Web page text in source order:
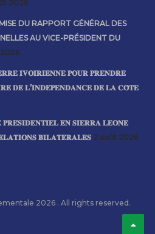
2026
DU RAPPORT GÉNÉRAL DES
AU VICE-PRÉSIDENT DU
𝐈𝐕𝐎𝐈𝐑𝐈𝐄𝐍𝐍𝐄 𝐏𝐎𝐔𝐑 𝐏𝐑𝐄𝐍𝐃𝐑𝐄
𝐃𝐄 𝐋’𝐈𝐍𝐃𝐄́𝐏𝐄𝐍𝐃𝐀𝐍𝐂𝐄 𝐃𝐄 𝐋𝐀 𝐂𝐎̂𝐓𝐄
𝐄𝐍 𝐒𝐈𝐄𝐑𝐑𝐀 𝐋𝐄𝐎𝐍𝐄
𝐁𝐈𝐋𝐀𝐓𝐄́𝐑𝐀𝐋𝐄𝐒 2 août 2026
2026 . All rights reserved.